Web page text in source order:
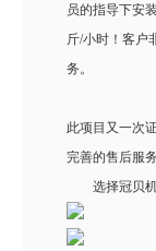
员的指导下安
斤/小时！客户
务。
此项目又一次
完善的售后服务
选择冠贝